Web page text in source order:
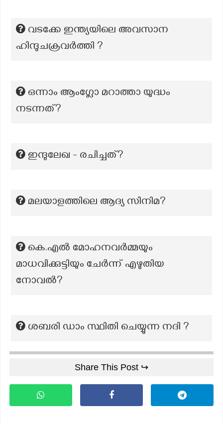
വടക്കേ ഇന്ത്യയിലെ അവസാന
ഹിന്ദുചക്രവർത്തി ?
ഒന്നാം ആംഗ്ലോ മറാത്താ യുദ്ധം
നടന്നത്?
ഇന്ദുലേഖ - രചിച്ചത്?
മലയാളത്തിലെ ആദ്യ സിനിമ?
കെ.എൽ മോഹനവർമ്മയും
മാധവിക്കുട്ടിയും ചേർന്ന് എഴുതിയ
നോവൽ?
ശബരി ഡാം സ്ഥിതി ചെയ്യുന്ന നദി ?
Share This Post ↪